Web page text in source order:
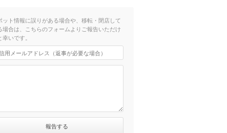
ット情報に誤りがある場合や、移転・閉店して
場合は、こちらのフォームよりご報告いただけ
幸いです。